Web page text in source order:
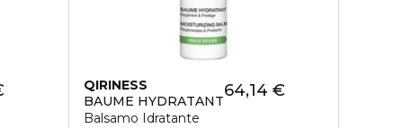
QIRINESS
BAUME HYDRATANT
Balsamo Idratante
64,14 €